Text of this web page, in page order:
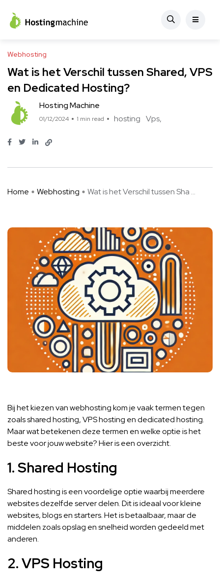
Webhosting
Wat is het Verschil tussen Shared, VPS
en Dedicated Hosting?
Hosting Machine
01/12/2024 1 min read hosting Vps
Home Webhosting Wat is het Verschil tussen Sha ...
Bij het kiezen van webhosting kom je vaak termen tegen
zoals shared hosting, VPS hosting en dedicated hosting.
Maar wat betekenen deze termen en welke optie is het
beste voor jouw website? Hier is een overzicht.
1. Shared Hosting
Shared hosting is een voordelige optie waarbij meerdere
websites dezelfde server delen. Dit is ideaal voor kleine
websites, blogs en starters. Het is betaalbaar, maar de
middelen zoals opslag en snelheid worden gedeeld met
anderen.
2. VPS Hosting